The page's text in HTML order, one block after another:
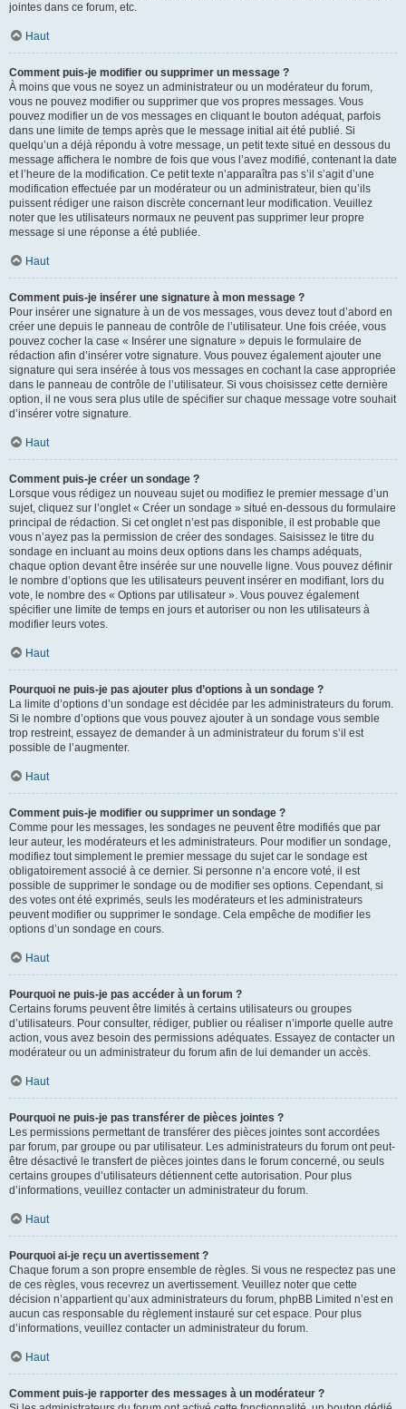
jointes dans ce forum, etc.
Haut
Comment puis-je modifier ou supprimer un message ?
À moins que vous ne soyez un administrateur ou un modérateur du forum,
vous ne pouvez modifier ou supprimer que vos propres messages. Vous
pouvez modifier un de vos messages en cliquant le bouton adéquat, parfois
dans une limite de temps après que le message initial ait été publié. Si
quelqu’un a déjà répondu à votre message, un petit texte situé en dessous du
message affichera le nombre de fois que vous l’avez modifié, contenant la date
et l’heure de la modification. Ce petit texte n’apparaîtra pas s’il s’agit d’une
modification effectuée par un modérateur ou un administrateur, bien qu’ils
puissent rédiger une raison discrète concernant leur modification. Veuillez
noter que les utilisateurs normaux ne peuvent pas supprimer leur propre
message si une réponse a été publiée.
Haut
Comment puis-je insérer une signature à mon message ?
Pour insérer une signature à un de vos messages, vous devez tout d’abord en
créer une depuis le panneau de contrôle de l’utilisateur. Une fois créée, vous
pouvez cocher la case « Insérer une signature » depuis le formulaire de
rédaction afin d’insérer votre signature. Vous pouvez également ajouter une
signature qui sera insérée à tous vos messages en cochant la case appropriée
dans le panneau de contrôle de l’utilisateur. Si vous choisissez cette dernière
option, il ne vous sera plus utile de spécifier sur chaque message votre souhait
d’insérer votre signature.
Haut
Comment puis-je créer un sondage ?
Lorsque vous rédigez un nouveau sujet ou modifiez le premier message d’un
sujet, cliquez sur l’onglet « Créer un sondage » situé en-dessous du formulaire
principal de rédaction. Si cet onglet n’est pas disponible, il est probable que
vous n’ayez pas la permission de créer des sondages. Saisissez le titre du
sondage en incluant au moins deux options dans les champs adéquats,
chaque option devant être insérée sur une nouvelle ligne. Vous pouvez définir
le nombre d’options que les utilisateurs peuvent insérer en modifiant, lors du
vote, le nombre des « Options par utilisateur ». Vous pouvez également
spécifier une limite de temps en jours et autoriser ou non les utilisateurs à
modifier leurs votes.
Haut
Pourquoi ne puis-je pas ajouter plus d’options à un sondage ?
La limite d’options d’un sondage est décidée par les administrateurs du forum.
Si le nombre d’options que vous pouvez ajouter à un sondage vous semble
trop restreint, essayez de demander à un administrateur du forum s’il est
possible de l’augmenter.
Haut
Comment puis-je modifier ou supprimer un sondage ?
Comme pour les messages, les sondages ne peuvent être modifiés que par
leur auteur, les modérateurs et les administrateurs. Pour modifier un sondage,
modifiez tout simplement le premier message du sujet car le sondage est
obligatoirement associé à ce dernier. Si personne n’a encore voté, il est
possible de supprimer le sondage ou de modifier ses options. Cependant, si
des votes ont été exprimés, seuls les modérateurs et les administrateurs
peuvent modifier ou supprimer le sondage. Cela empêche de modifier les
options d’un sondage en cours.
Haut
Pourquoi ne puis-je pas accéder à un forum ?
Certains forums peuvent être limités à certains utilisateurs ou groupes
d’utilisateurs. Pour consulter, rédiger, publier ou réaliser n’importe quelle autre
action, vous avez besoin des permissions adéquates. Essayez de contacter un
modérateur ou un administrateur du forum afin de lui demander un accès.
Haut
Pourquoi ne puis-je pas transférer de pièces jointes ?
Les permissions permettant de transférer des pièces jointes sont accordées
par forum, par groupe ou par utilisateur. Les administrateurs du forum ont peut-
être désactivé le transfert de pièces jointes dans le forum concerné, ou seuls
certains groupes d’utilisateurs détiennent cette autorisation. Pour plus
d’informations, veuillez contacter un administrateur du forum.
Haut
Pourquoi ai-je reçu un avertissement ?
Chaque forum a son propre ensemble de règles. Si vous ne respectez pas une
de ces règles, vous recevrez un avertissement. Veuillez noter que cette
décision n’appartient qu’aux administrateurs du forum, phpBB Limited n’est en
aucun cas responsable du règlement instauré sur cet espace. Pour plus
d’informations, veuillez contacter un administrateur du forum.
Haut
Comment puis-je rapporter des messages à un modérateur ?